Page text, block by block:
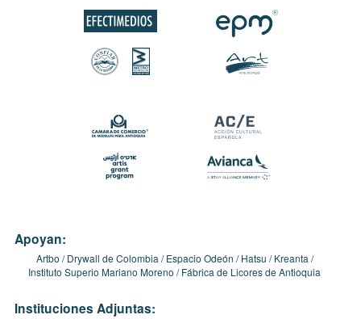
Apoyan:
Artbo Drywall de Colombia Espacio Odeón Hatsu
Kreanta
Instituto Superio Mariano Moreno
Fábrica de Licores de Antioquia
Instituciones Adjuntas: